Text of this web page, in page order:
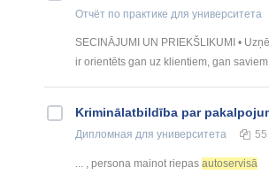
Отчёт по практике для университета
SECINĀJUMI UN PRIEKŠLIKUMI •
ir orientēts gan uz klientiem, gan
Kriminālatbildība par
Дипломная для университета 55
... , persona mainot riepas autoservisā